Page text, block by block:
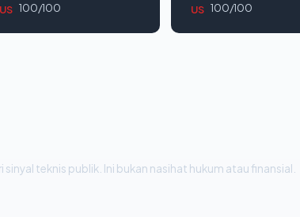
US 100/100 US 100/100
teknis publik. Ini bukan nasihat hukum atau finansial.